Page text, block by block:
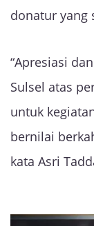
donatur yang
“Apresiasi
Sulsel atas
untuk
bernilai
kata Asri